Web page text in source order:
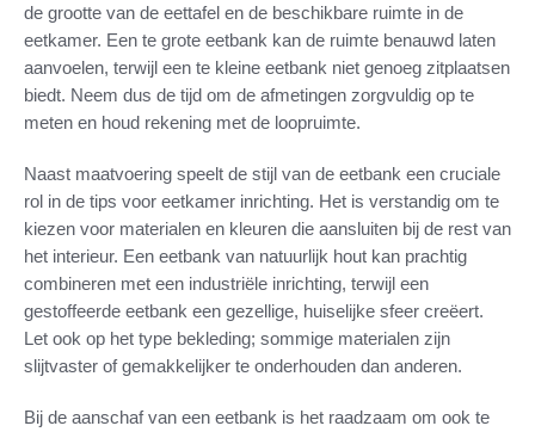
de grootte van de eettafel en de beschikbare ruimte in de
eetkamer. Een te grote eetbank kan de ruimte benauwd laten
aanvoelen, terwijl een te kleine eetbank niet genoeg zitplaatsen
biedt. Neem dus de tijd om de afmetingen zorgvuldig op te
meten en houd rekening met de loopruimte.
Naast maatvoering speelt de stijl van de eetbank een cruciale
rol in de tips voor eetkamer inrichting. Het is verstandig om te
kiezen voor materialen en kleuren die aansluiten bij de rest van
het interieur. Een eetbank van natuurlijk hout kan prachtig
combineren met een industriële inrichting, terwijl een
gestoffeerde eetbank een gezellige, huiselijke sfeer creëert.
Let ook op het type bekleding; sommige materialen zijn
slijtvaster of gemakkelijker te onderhouden dan anderen.
Bij de aanschaf van een eetbank is het raadzaam om ook te